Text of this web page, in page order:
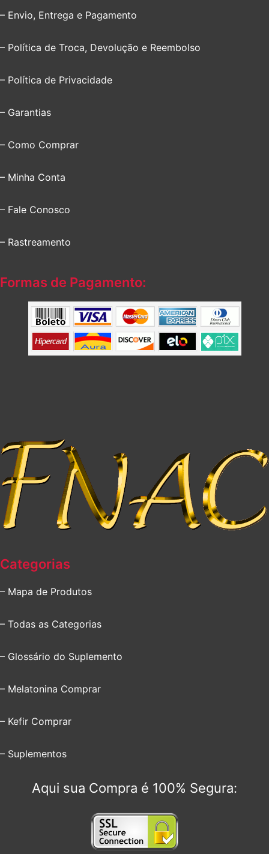
– Envio, Entrega e Pagamento
– Política de Troca, Devolução e Reembolso
– Política de Privacidade
– Garantias
– Como Comprar
– Minha Conta
– Fale Conosco
– Rastreamento
Formas de Pagamento:
Categorias
– Mapa de Produtos
– Todas as Categorias
– Glossário do Suplemento
– Melatonina Comprar
– Kefir Comprar
– Suplementos
Aqui sua Compra é 100% Segura: